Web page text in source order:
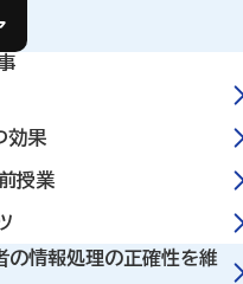
効果
授業
の情報処理の正確性を維